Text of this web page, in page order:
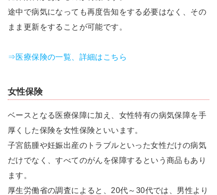
途中で病気になっても再度告知をする必要はなく、その
まま更新をすることが可能です。
⇒医療保険の一覧、詳細はこちら
女性保険
ベースとなる医療保障に加え、女性特有の病気保障を手
厚くした保険を女性保険といいます。
子宮筋腫や妊娠出産のトラブルといった女性だけの病気
だけでなく、すべてのがんを保障するという商品もあり
ます。
厚生労働省の調査によると、20代～30代では、男性より